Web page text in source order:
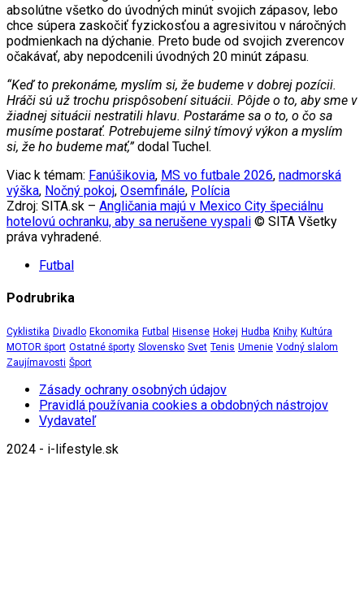
absolútne všetko do úvodných minút svojich zápasov, lebo
chce súpera zaskočiť fyzickosťou a agresivitou v náročných
podmienkach na dýchanie. Preto bude od svojich zverencov
očakávať, aby nepodcenili úvodných 20 minút zápasu.
“Keď to prekonáme, myslím si, že budeme v dobrej pozícii.
Hráči sú už trochu prispôsobení situácii. Pôjde o to, aby sme v
žiadnej situácii nestratili hlavu. Postaráme sa o to, o čo sa
musíme postarať. Potrebujeme silný tímový výkon a myslím
si, že ho budeme mať,”dodal Tuchel.
Viac k témam: Fanúšikovia, MS vo futbale 2026, nadmorská
výška, Nočný pokoj, Osemfinále, Polícia
Zdroj: SITA.sk – Angličania majú v Mexico City špeciálnu
hotelovú ochranku, aby sa nerušene vyspali © SITA Všetky
práva vyhradené.
Futbal
Podrubrika
Cyklistika Divadlo Ekonomika Futbal Hisense Hokej Hudba Knihy Kultúra
MOTOR šport Ostatné športy Slovensko Svet Tenis Umenie Vodný slalom
Zaujímavosti Šport
Zásady ochrany osobných údajov
Pravidlá používania cookies a obdobných nástrojov
Vydavateľ
2024 - i-lifestyle.sk